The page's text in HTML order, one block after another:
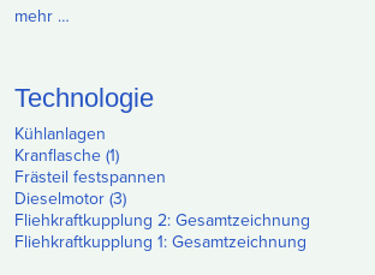
mehr …
Technologie
Kühlanlagen
Kranflasche (1)
Frästeil festspannen
Dieselmotor (3)
Fliehkraftkupplung 2: Gesamtzeichnung
Fliehkraftkupplung 1: Gesamtzeichnung